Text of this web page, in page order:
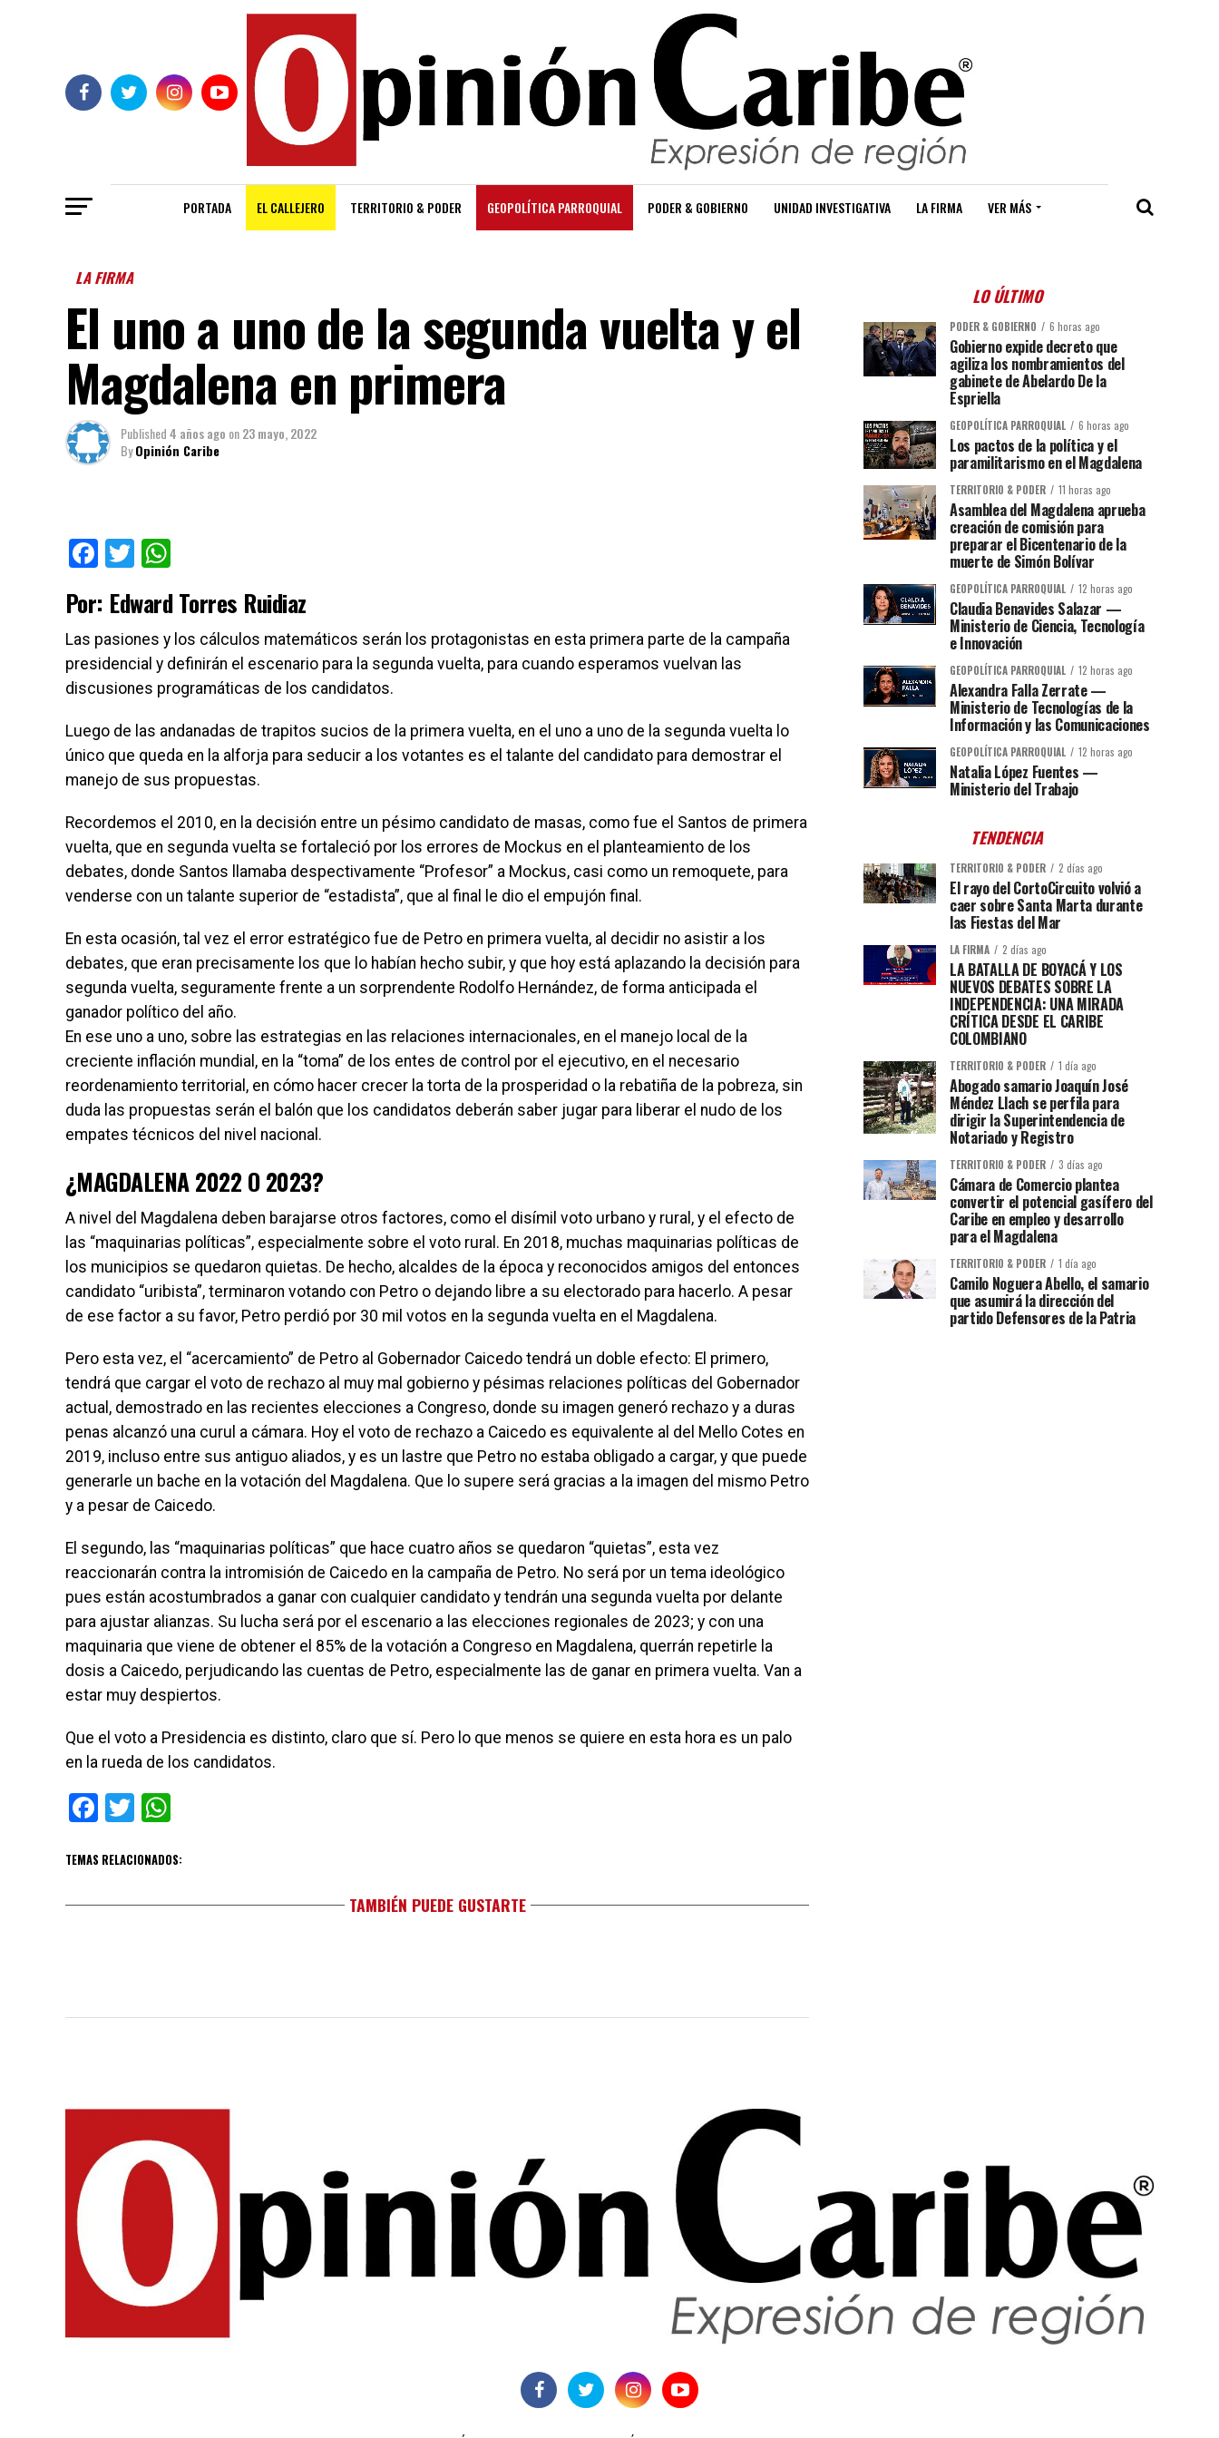
PORTADA EL CALLEJERO TERRITORIO & PODER GEOPOLÍTICA PARROQUIAL PODER & GOBIERNO UNIDAD INVESTIGATIVA LA FIRMA VER MÁS
LA FIRMA
El uno a uno de la segunda vuelta y el
Magdalena en primera
Published4 años ago on23 mayo, 2022
ByOpinión Caribe
Facebook
Twitter
Por: Edward Torres Ruidiaz
Las pasiones y los cálculos matemáticos serán los protagonistas en esta primera parte de la campaña
presidencial y definirán el escenario para la segunda vuelta, para cuando esperamos vuelvan las
discusiones programáticas de los candidatos.
Luego de las andanadas de trapitos sucios de la primera vuelta, en el uno a uno de la segunda vuelta lo
único que queda en la alforja para seducir a los votantes es el talante del candidato para demostrar el
manejo de sus propuestas.
Recordemos el 2010, en la decisión entre un pésimo candidato de masas, como fue el Santos de primera
vuelta, que en segunda vuelta se fortaleció por los errores de Mockus en el planteamiento de los
debates, donde Santos llamaba despectivamente “Profesor” a Mockus, casi como un remoquete, para
venderse con un talante superior de “estadista”, que al final le dio el empujón final.
En esta ocasión, tal vez el error estratégico fue de Petro en primera vuelta, al decidir no asistir a los
debates, que eran precisamente los que lo habían hecho subir, y que hoy está aplazando la decisión para
segunda vuelta, seguramente frente a un sorprendente Rodolfo Hernández, de forma anticipada el
ganador político del año.
En ese uno a uno, sobre las estrategias en las relaciones internacionales, en el manejo local de la
creciente inflación mundial, en la “toma” de los entes de control por el ejecutivo, en el necesario
reordenamiento territorial, en cómo hacer crecer la torta de la prosperidad o la rebatiña de la pobreza, sin
duda las propuestas serán el balón que los candidatos deberán saber jugar para liberar el nudo de los
empates técnicos del nivel nacional.
¿MAGDALENA 2022 O 2023?
A nivel del Magdalena deben barajarse otros factores, como el disímil voto urbano y rural, y el efecto de
las “maquinarias políticas”, especialmente sobre el voto rural. En 2018, muchas maquinarias políticas de
los municipios se quedaron quietas. De hecho, alcaldes de la época y reconocidos amigos del entonces
candidato “uribista”, terminaron votando con Petro o dejando libre a su electorado para hacerlo. A pesar
de ese factor a su favor, Petro perdió por 30 mil votos en la segunda vuelta en el Magdalena.
Pero esta vez, el “acercamiento” de Petro al Gobernador Caicedo tendrá un doble efecto: El primero,
tendrá que cargar el voto de rechazo al muy mal gobierno y pésimas relaciones políticas del Gobernador
actual, demostrado en las recientes elecciones a Congreso, donde su imagen generó rechazo y a duras
penas alcanzó una curul a cámara. Hoy el voto de rechazo a Caicedo es equivalente al del Mello Cotes en
2019, incluso entre sus antiguo aliados, y es un lastre que Petro no estaba obligado a cargar, y que puede
generarle un bache en la votación del Magdalena. Que lo supere será gracias a la imagen del mismo Petro
y a pesar de Caicedo.
El segundo, las “maquinarias políticas” que hace cuatro años se quedaron “quietas”, esta vez
reaccionarán contra la intromisión de Caicedo en la campaña de Petro. No será por un tema ideológico
pues están acostumbrados a ganar con cualquier candidato y tendrán una segunda vuelta por delante
para ajustar alianzas. Su lucha será por el escenario a las elecciones regionales de 2023; y con una
maquinaria que viene de obtener el 85% de la votación a Congreso en Magdalena, querrán repetirle la
dosis a Caicedo, perjudicando las cuentas de Petro, especialmente las de ganar en primera vuelta. Van a
estar muy despiertos.
Que el voto a Presidencia es distinto, claro que sí. Pero lo que menos se quiere en esta hora es un palo
en la rueda de los candidatos.
Facebook
Twitter
TEMAS RELACIONADOS:
TAMBIÉN PUEDE GUSTARTE
LO ÚLTIMO
PODER & GOBIERNO 6 horas ago
Gobierno expide decreto que
agiliza los nombramientos del
gabinete de Abelardo De la
Espriella
GEOPOLÍTICA PARROQUIAL 6 horas ago
Los pactos de la política y el
paramilitarismo en el Magdalena
TERRITORIO & PODER 11 horas ago
Asamblea del Magdalena aprueba
creación de comisión para
preparar el Bicentenario de la
muerte de Simón Bolívar
GEOPOLÍTICA PARROQUIAL 12 horas ago
Claudia Benavides Salazar —
Ministerio de Ciencia, Tecnología
e Innovación
GEOPOLÍTICA PARROQUIAL 12 horas ago
Alexandra Falla Zerrate —
Ministerio de Tecnologías de la
Información y las Comunicaciones
GEOPOLÍTICA PARROQUIAL 12 horas ago
Natalia López Fuentes —
Ministerio del Trabajo
TENDENCIA
TERRITORIO & PODER 2 días ago
El rayo del CortoCircuito volvió a
caer sobre Santa Marta durante
las Fiestas del Mar
LA FIRMA 2 días ago
LA BATALLA DE BOYACÁ Y LOS
NUEVOS DEBATES SOBRE LA
INDEPENDENCIA: UNA MIRADA
CRÍTICA DESDE EL CARIBE
COLOMBIANO
TERRITORIO & PODER 1 día ago
Abogado samario Joaquín José
Méndez Llach se perfila para
dirigir la Superintendencia de
Notariado y Registro
TERRITORIO & PODER 3 días ago
Cámara de Comercio plantea
convertir el potencial gasífero del
Caribe en empleo y desarrollo
para el Magdalena
TERRITORIO & PODER 1 día ago
Camilo Noguera Abello, el samario
que asumirá la dirección del
partido Defensores de la Patria